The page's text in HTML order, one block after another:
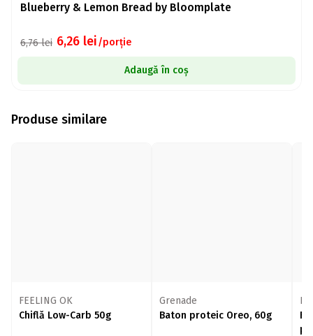
Blueberry & Lemon Bread by Bloomplate
6,76lei 6,26 lei/porție
Adaugă în coș
Produse similare
FEELING OK
Chiflă Low-Carb 50g
Grenade
Baton proteic Oreo, 60g